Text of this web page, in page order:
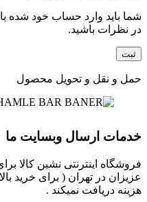
شما باید وارد حساب خود شده
در نظرات باشید.
حمل و نقل و تحویل محصول
خدمات ارسال وبسایت ما
فروشگاه اینترنتی نشین کالا
هزینه دریافت نمیکند .